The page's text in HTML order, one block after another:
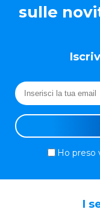
sulle
Ho preso
I